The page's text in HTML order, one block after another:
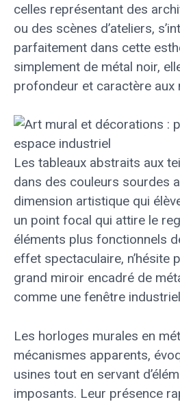
celles représentant des
ou des scènes d’ateliers,
parfaitement dans cette
simplement de métal noir,
profondeur et caractère aux
Les tableaux abstraits aux
dans des couleurs sourdes
dimension artistique qui
un point focal qui attire le
éléments plus fonctionnels
effet spectaculaire, n’hésite
grand miroir encadré de
comme une fenêtre
Les horloges murales en
mécanismes apparents,
usines tout en servant
imposants. Leur présence